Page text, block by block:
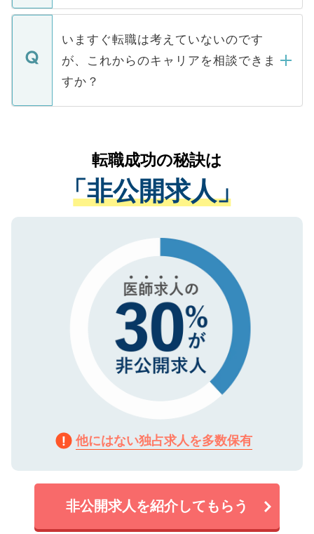
関を公にしてしまうと、応募が殺到する場
に、医療機関が求める条件に合った人材の
みを人材紹介会社に依頼するケースが増え
ています。
定を承諾する必要はありません。内定先へ
の辞退の連絡はキャリアパートナーが行い
個人情報が漏えいすることはありませんの
で、ご安心ください。当サイトからの登録
などで収集したご登録者様の個人情報は、
ご本人のキャリアアップおよび転職活動の
支援を目的に使用いたします。お預かりし
ているすべての個人データはご本人の許可
は、個人情報の取り扱いについての厳密な
管理基準を満たした事業者のみに付与され
る、プライバシーマークを取得済みです。
で、機密保持に関してもご安心ください。
いますぐ転職は考えていないのです
が、これからのキャリアを相談できま
すか？
かがいして、現在の医療機関の状況や紹介
経験をまじえながら、適切なアドバイスを
させていただきます。すぐにご転職をされ
ない方には、長期的なサポートが可能です
ので、まずはご登録ください。
転職成功の秘訣は
「非公開求人」
他にはない独占求人を多数保有
非公開求人を紹介してもらう